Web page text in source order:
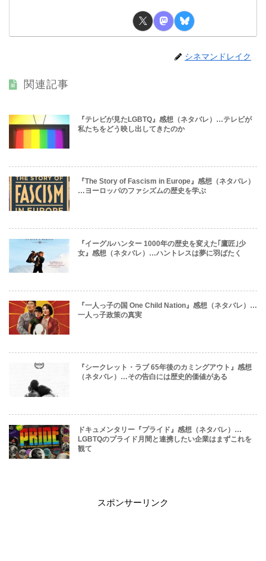
シネマンドレイク
関連記事
『テレビが見たLGBTQ』感想（ネタバレ）…テレビが
私たちをどう映し出してきたのか
『The Story of Fascism in Europe』感想（ネタバレ）
…ヨーロッパのファシズムの歴史を学ぶ
『イーグルハンター 1000年の歴史を変えた｢鷹匠｣少
女』感想（ネタバレ）…ハントレスは夢に羽ばたく
『一人っ子の国 One Child Nation』感想（ネタバレ）…
一人っ子政策の真実
『シークレット・ラブ 65年後のカミングアウト』感想
（ネタバレ）…その告白には歴史的価値がある
ドキュメンタリー『プライド』感想（ネタバレ）…
LGBTQのプライド月間と連携したい企業はまずこれを
観て
スポンサーリンク